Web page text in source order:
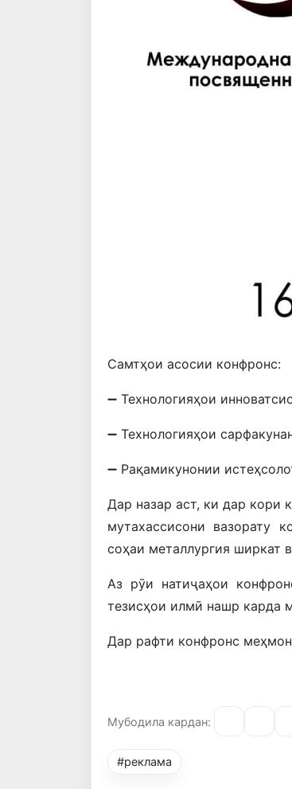
Самтҳои асосии конфронс:
➖ Технологияҳои
➖ Технологияҳои
➖ Рақамикунонии
Дар назар аст, ки дар кори
мутахассисони вазорату
соҳаи металлургия ширкат
Аз рӯи натиҷаҳои
тезисҳои илмӣ нашр карда
Дар рафти конфронс
Мубодила кардан:
#реклама